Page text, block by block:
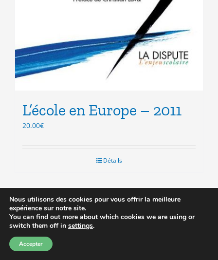
L’école en Europe – 2011
20.00€
Détails
Prix réduit
Nous utilisons des cookies pour vous offrir la meilleure
expérience sur notre site.
You can find out more about which cookies we are using or
switch them off in settings.
Accepter